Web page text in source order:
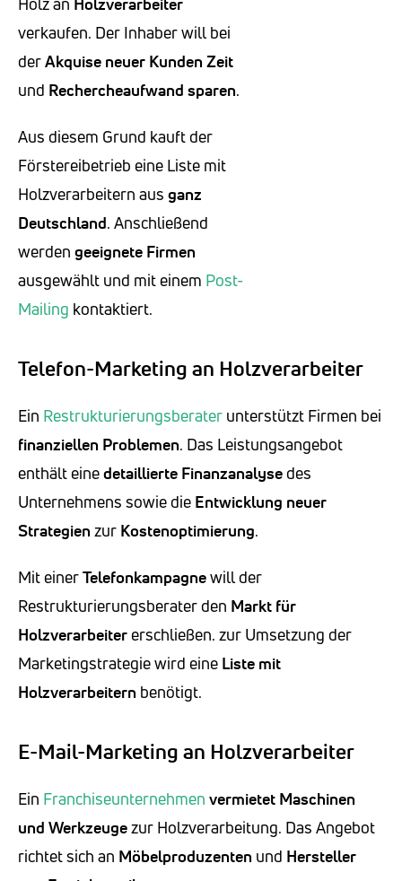
verkaufen. Der Inhaber will bei
derAkquise neuer Kunden Zeit
und Rechercheaufwand sparen.
Aus diesem Grund kauft der
Förstereibetrieb eine Liste mit
Holzverarbeitern aus ganz
Deutschland. Anschließend
werden geeignete Firmen
ausgewählt und mit einem Post-
Mailing kontaktiert.
Telefon-Marketing an Holzverarbeiter
Ein Restrukturierungsberater unterstützt Firmen bei
finanziellen Problemen. Das Leistungsangebot
enthält einedetaillierte Finanzanalysedes
Unternehmens sowie die Entwicklung neuer
Strategien zur Kostenoptimierung.
Mit einerTelefonkampagnewill der
Restrukturierungsberater den Markt für
Holzverarbeiter erschließen. zur Umsetzung der
Marketingstrategie wird eine Liste mit
Holzverarbeitern benötigt.
E-Mail-Marketing an Holzverarbeiter
Ein Franchiseunternehmen vermietet Maschinen
und Werkzeugezur Holzverarbeitung. Das Angebot
richtet sich an Möbelproduzenten und Hersteller